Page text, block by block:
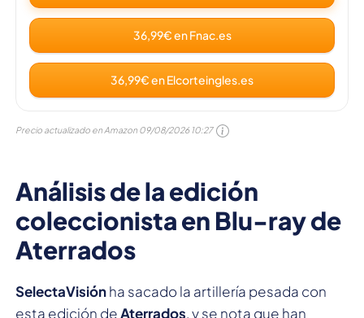
36,99€ en Fnac.es
36,99€ en Elcorteingles.es
Precio actualizado en Amazon 09/08/2026 10:27
Análisis de la edición
coleccionista en Blu-ray de
Aterrados
SelectaVisiónha sacado la artillería pesada con
esta edición deAterrados, y se nota que han